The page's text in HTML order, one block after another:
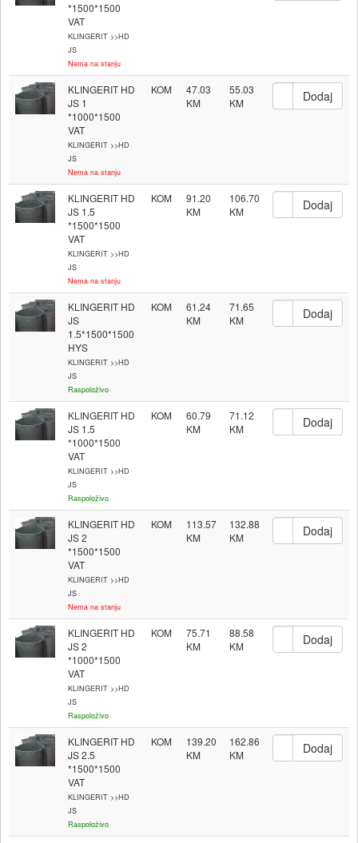
*1500*1500
VAT
KLINGERIT >>HD
JS
Nema na stanju
KLINGERIT HD
JS 1
*1000*1500
VAT
KLINGERIT >>HD
JS
Nema na stanju
KOM 47.03 55.03
KLINGERIT HD
JS 1.5
*1500*1500
VAT
KLINGERIT >>HD
JS
Nema na stanju
KOM 91.20 106.70
KLINGERIT HD
JS
1.5*1500*1500
HYS
KLINGERIT >>HD
JS
Raspoloživo
KOM 61.24 71.65
KLINGERIT HD
JS 1.5
*1000*1500
VAT
KLINGERIT >>HD
JS
Raspoloživo
KOM 60.79 71.12
KLINGERIT HD
JS 2
*1500*1500
VAT
KLINGERIT >>HD
JS
Nema na stanju
KOM 113.57 132.88
KLINGERIT HD
JS 2
*1000*1500
VAT
KLINGERIT >>HD
JS
Raspoloživo
KOM 75.71 88.58
KLINGERIT HD
JS 2.5
*1500*1500
VAT
KLINGERIT >>HD
JS
Raspoloživo
KOM 139.20 162.86